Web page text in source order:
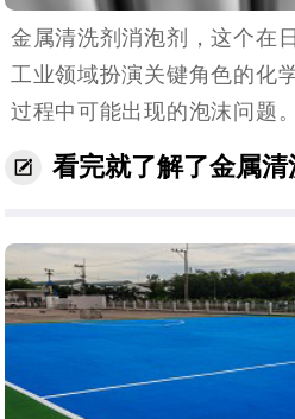
金属清洗剂消泡剂，这个在
工业领域扮演关键角色的化
过程中可能出现的泡沫问题
一系列例子来深入探讨金属
用领域以及其在工业中的重